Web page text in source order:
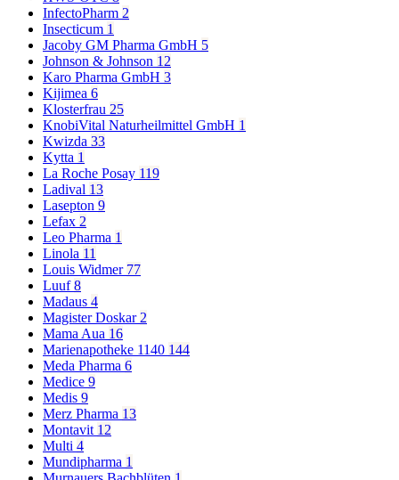
InfectoPharm 2
Insecticum 1
Jacoby GM Pharma GmbH 5
Johnson & Johnson 12
Karo Pharma GmbH 3
Kijimea 6
Klosterfrau 25
KnobiVital Naturheilmittel GmbH 1
Kwizda 33
Kytta 1
La Roche Posay 119
Ladival 13
Lasepton 9
Lefax 2
Leo Pharma 1
Linola 11
Louis Widmer 77
Luuf8
Madaus 4
Magister Doskar 2
Mama Aua 16
Marienapotheke 1140 144
Meda Pharma 6
Medice 9
Medis 9
Merz Pharma 13
Montavit 12
Multi 4
Mundipharma 1